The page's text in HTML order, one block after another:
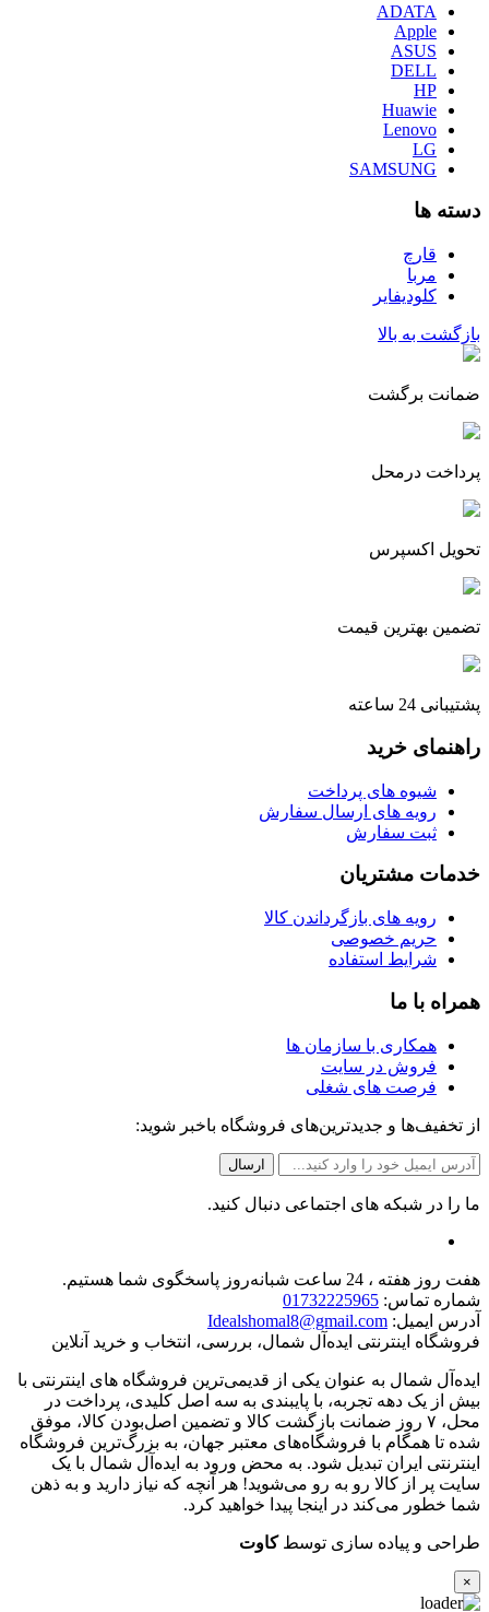
ADATA
Apple
ASUS
DELL
HP
Huawie
Lenovo
LG
SAMSUNG
دسته ها
قارچ
مربا
کلودیفایر
بازگشت به بالا
ضمانت برگشت
پرداخت درمحل
تحویل اکسپرس
تضمین بهترین قیمت
پشتیبانی 24 ساعته
راهنمای خرید
شیوه های پرداخت
رویه های ارسال سفارش
ثبت سفارش
خدمات مشتریان
رویه های بازگرداندن کالا
حریم خصوصی
شرایط استفاده
همراه با ما
همکاری با سازمان ها
فروش در سایت
فرصت های شغلی
از تخفیف‌ها و جدیدترین‌های فروشگاه باخبر شوید:
ما را در شبکه های اجتماعی دنبال کنید.
هفت روز هفته ، 24 ساعت شبانه‌روز پاسخگوی شما هستیم.
شماره تماس: 01732225965
آدرس ایمیل: Idealshomal8@gmail.com
فروشگاه اینترنتی ایده‌آل شمال، بررسی، انتخاب و خرید آنلاین
ایده‌آل شمال به عنوان یکی از قدیمی‌ترین فروشگاه های اینترنتی با
بیش از یک دهه تجربه، با پایبندی به سه اصل کلیدی، پرداخت در
محل، ۷ روز ضمانت بازگشت کالا و تضمین اصل‌بودن کالا، موفق
شده تا همگام با فروشگاه‌های معتبر جهان، به بزرگ‌ترین فروشگاه
اینترنتی ایران تبدیل شود. به محض ورود به ایده‌آل شمال با یک
سایت پر از کالا رو به رو می‌شوید! هر آنچه که نیاز دارید و به ذهن
شما خطور می‌کند در اینجا پیدا خواهید کرد.
طراحی و پیاده سازی توسطکاوت
×